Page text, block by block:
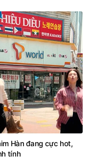
Hàn đang cực hot,
tính